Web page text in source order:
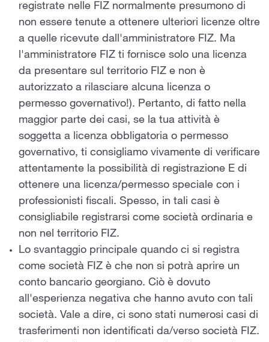
registrate nelle FIZ normalmente presumono di
non essere tenute a ottenere ulteriori licenze oltre
a quelle ricevute dall'amministratore FIZ. Ma
l'amministratore FIZ ti fornisce solo una licenza
da presentare sul territorio FIZ e non è
autorizzato a rilasciare alcuna licenza o
permesso governativo!). Pertanto, di fatto nella
maggior parte dei casi, se la tua attività è
soggetta a licenza obbligatoria o permesso
governativo, ti consigliamo vivamente di verificare
attentamente la possibilità di registrazione E di
ottenere una licenza/permesso speciale con i
professionisti fiscali. Spesso, in tali casi è
consigliabile registrarsi come società ordinaria e
non nel territorio FIZ.
Lo svantaggio principale quando ci si registra
come società FIZ è che non si potrà aprire un
conto bancario georgiano. Ciò è dovuto
all'esperienza negativa che hanno avuto con tali
società. Vale a dire, ci sono stati numerosi casi di
trasferimenti non identificati da/verso società FIZ.